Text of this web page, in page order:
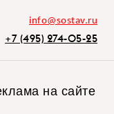
info@sostav.ru
+7 (495) 274-05-25
на сайте